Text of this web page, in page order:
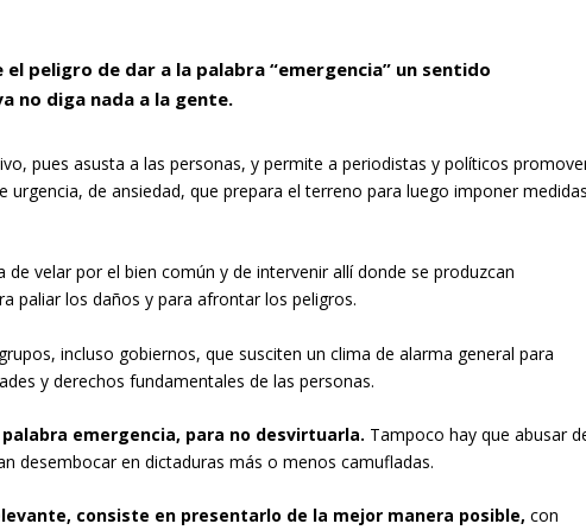
peligro de dar a la palabra “emergencia” un sentido
no diga nada a la gente.
pues asusta a las personas, y permite a periodistas y políticos
urgencia, de ansiedad, que prepara el terreno para luego imponer
velar por el bien común y de intervenir allí donde se produzcan
paliar los daños y para afrontar los peligros.
incluso gobiernos, que susciten un clima de alarma general para
y derechos fundamentales de las personas.
emergencia, para no desvirtuarla. Tampoco hay que abusar
desembocar en dictaduras más o menos camufladas.
consiste en presentarlo de la mejor manera posible, con